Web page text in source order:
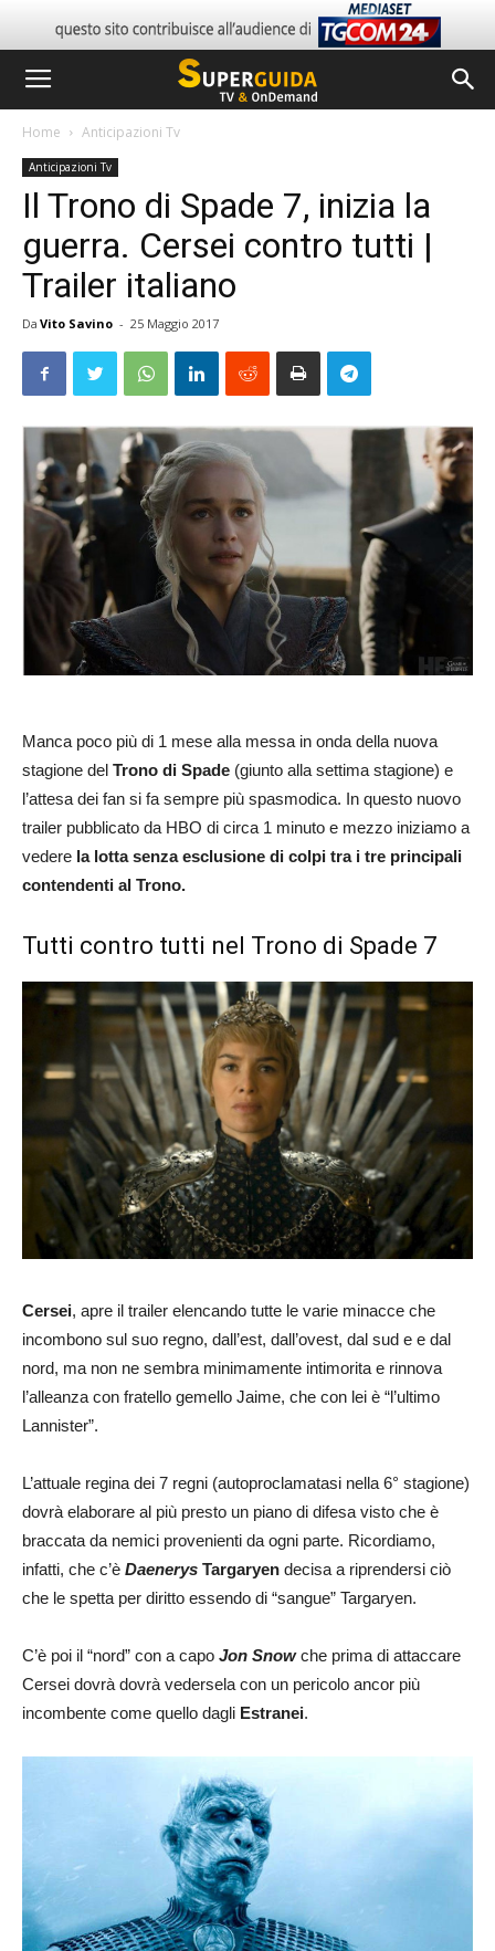
Home Anticipazioni Tv
Anticipazioni Tv
Il Trono di Spade 7, inizia la
guerra. Cersei contro tutti |
Trailer italiano
Da Vito Savino - 25 Maggio 2017
Manca poco più di 1 mese alla messa in onda della nuova
stagione del Trono di Spade (giunto alla settima stagione) e
l’attesa dei fan si fa sempre più spasmodica. In questo nuovo
trailer pubblicato da HBO di circa 1 minuto e mezzo iniziamo a
vedere la lotta senza esclusione di colpi tra i tre principali
contendenti al Trono.
Tutti contro tutti nel Trono di Spade 7
Cersei, apre il trailer elencando tutte le varie minacce che
incombono sul suo regno, dall’est, dall’ovest, dal sud e e dal
nord, ma non ne sembra minimamente intimorita e rinnova
l’alleanza con fratello gemello Jaime, che con lei è “l’ultimo
Lannister”.
L’attuale regina dei 7 regni (autoproclamatasi nella 6° stagione)
dovrà elaborare al più presto un piano di difesa visto che è
braccata da nemici provenienti da ogni parte. Ricordiamo,
infatti, che c’è Daenerys Targaryen decisa a riprendersi ciò
che le spetta per diritto essendo di “sangue” Targaryen.
C’è poi il “nord” con a capo Jon Snowche prima di attaccare
Cersei dovrà dovrà vedersela con un pericolo ancor più
incombente come quello dagli Estranei.